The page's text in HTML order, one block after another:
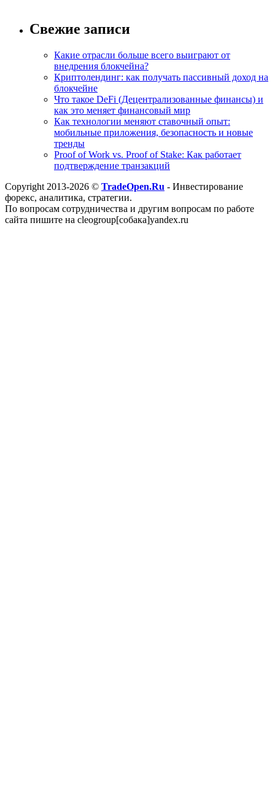
Свежие записи
Какие отрасли больше всего выиграют от
внедрения блокчейна?
Криптолендинг: как получать пассивный доход на
блокчейне
Что такое DeFi (Децентрализованные финансы) и
как это меняет финансовый мир
Как технологии меняют ставочный опыт:
мобильные приложения, безопасность и новые
тренды
Proof of Work vs. Proof of Stake: Как работает
подтверждение транзакций
Copyright 2013-2026 © TradeOpen.Ru - Инвестирование
форекс, аналитика, стратегии.
По вопросам сотрудничества и другим вопросам по работе
сайта пишите на cleogroup[собака]yandex.ru